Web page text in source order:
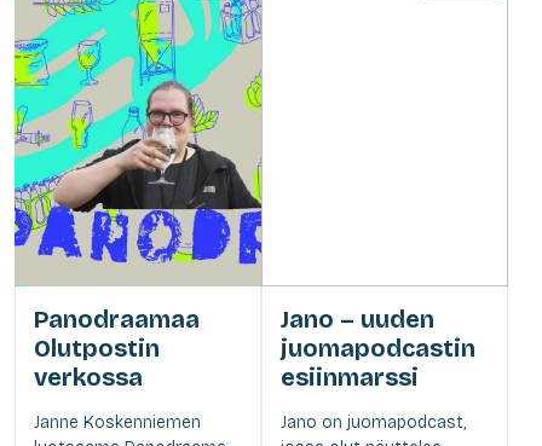
Panodraamaa
Olutpostin
verkossa
Janne Koskenniemen
Jano – uuden
juomapodcastin
esiinmarssi
Jano on juomapodcast,